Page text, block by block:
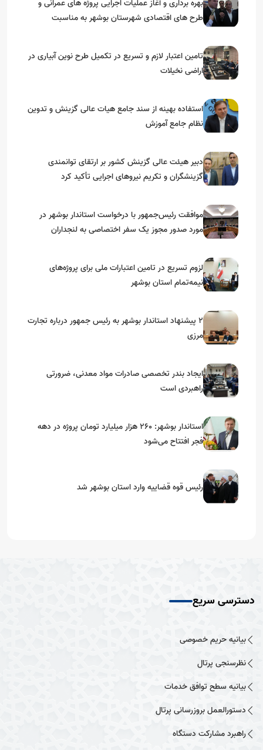
بهره برداری و آغاز عملیات اجرایی پروژه های عمرانی و
طرح های اقتصادی شهرستان بوشهر به مناسبت
تامین اعتبار لازم و تسریع در تکمیل طرح نوین آبیاری در
اراضی نخیلات
استفاده بهینه از سند جامع هیات عالی گزینش و‌ تدوین
نظام جامع آموزش
دبیر هیئت عالی گزینش کشور بر ارتقای توانمندی
گزینشگران و تکریم نیروهای اجرایی تأکید کرد
موافقت رئیس‌جمهور با درخواست استاندار بوشهر در
مورد صدور مجوز یک سفر اختصاصی به لنجداران
لزوم تسریع در تامین اعتبارات ملی برای پروژه‌های
نیمه‌تمام استان بوشهر
۲ پیشنهاد استاندار بوشهر به رئیس جمهور درباره تجارت
مرزی
ایجاد بندر تخصصی صادرات مواد معدنی، ضرورتی
راهبردی است
استاندار بوشهر: ۲۶۰ هزار میلیارد تومان پروژه در دهه
فجر افتتاح می‌شود
رئیس قوه قضاییه وارد استان بوشهر شد
دسترسی سریع
بیانیه حریم خصوصی
نظرسنجی پرتال
بیانیه سطح توافق خدمات
دستورالعمل بروزرسانی پرتال
راهبرد مشارکت دستگاه